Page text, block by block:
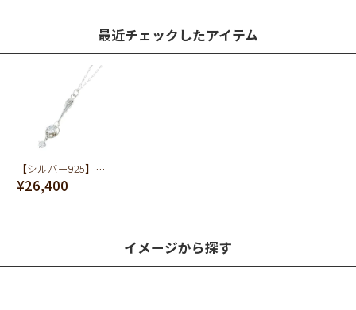
最近チェックしたアイテム
【シルバー925】スプーン ネックレス
¥26,400
イメージから探す